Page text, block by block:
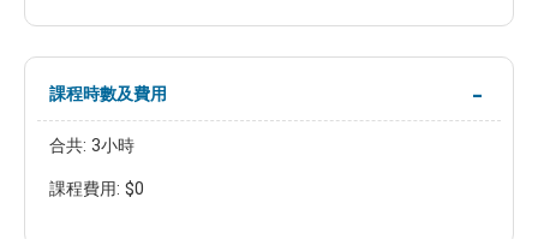
課程時數及費用
合共: 3小時
課程費用: $0